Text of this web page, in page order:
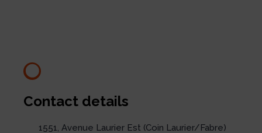
Contact details
1551, Avenue Laurier Est (Coin Laurier/Fabre)